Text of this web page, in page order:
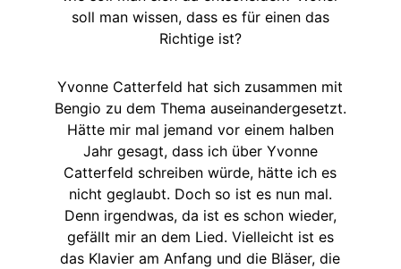
soll man wissen, dass es für einen das
Richtige ist?
Yvonne Catterfeld hat sich zusammen mit
Bengio zu dem Thema auseinandergesetzt.
Hätte mir mal jemand vor einem halben
Jahr gesagt, dass ich über Yvonne
Catterfeld schreiben würde, hätte ich es
nicht geglaubt. Doch so ist es nun mal.
Denn irgendwas, da ist es schon wieder,
gefällt mir an dem Lied. Vielleicht ist es
das Klavier am Anfang und die Bläser, die